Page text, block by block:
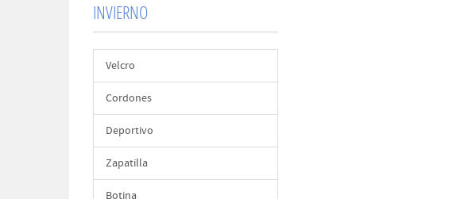
INVIERNO
Velcro
Cordones
Deportivo
Zapatilla
Botina